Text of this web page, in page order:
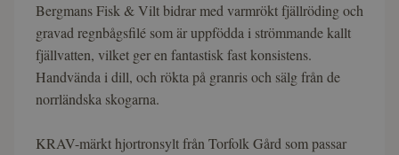
Bergmans Fisk & Vilt bidrar med varmrökt fjällröding och
gravad regnbågsfilé som är uppfödda i strömmande kallt
fjällvatten, vilket ger en fantastisk fast konsistens.
Handvända i dill, och rökta på granris och sälg från de
norrländska skogarna.
KRAV-märkt hjortronsylt från Torfolk Gård som passar